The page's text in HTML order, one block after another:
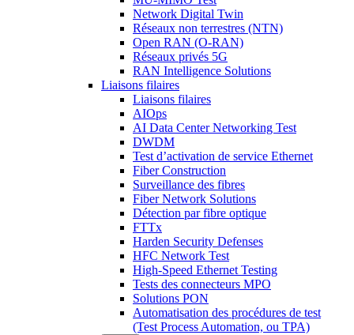
Network Digital Twin
Réseaux non terrestres (NTN)
Open RAN (O-RAN)
Réseaux privés 5G
RAN Intelligence Solutions
Liaisons filaires
Liaisons filaires
AIOps
AI Data Center Networking Test
DWDM
Test d’activation de service Ethernet
Fiber Construction
Surveillance des fibres
Fiber Network Solutions
Détection par fibre optique
FTTx
Harden Security Defenses
HFC Network Test
High-Speed Ethernet Testing
Tests des connecteurs MPO
Solutions PON
Automatisation des procédures de test
(Test Process Automation, ou TPA)